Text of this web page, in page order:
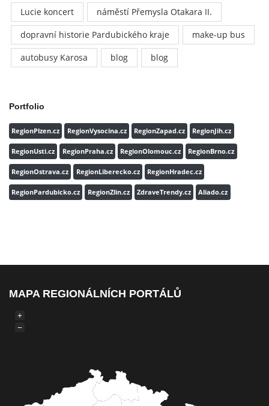
Lucie koncert
náměstí Přemysla Otakara II.
dopravní historie Pardubického kraje
make-up bus
autobusy Karosa
blog blog
Portfolio
RegionPlzen.cz RegionVysocina.cz RegionZapad.cz RegionJih.cz
RegionUsti.cz RegionPraha.cz RegionOlomouc.cz RegionBrno.cz
RegionOstrava.cz RegionLiberecko.cz RegionHradec.cz
RegionPardubicko.cz RegionZlin.cz ZdraveTrendy.cz Aliado.cz
MAPA REGIONÁLNÍCH PORTÁLŮ
+
−